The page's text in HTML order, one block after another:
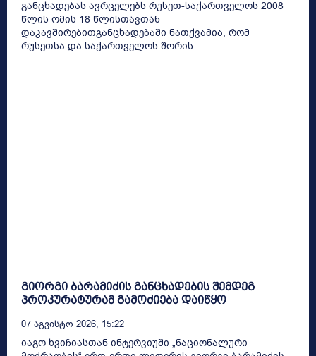
განცხადებას ავრცელებს რუსეთ-საქართველოს 2008
წლის ომის 18 წლისთავთან
დაკავშირებითგანცხადებაში ნათქვამია, რომ
რუსეთსა და საქართველოს შორის...
გიორგი ბარამიძის განცხადების შემდეგ
პროკურატურამ გამოძიება დაიწყო
07 Აგვისტო 2026, 15:22
იაგო ხვიჩიასთან ინტერვიუში „ნაციონალური